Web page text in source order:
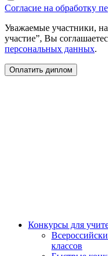
Согласие на обработку
Уважаемые участники,
участие”, Вы
персональных данных.
Конкурсы для
классов